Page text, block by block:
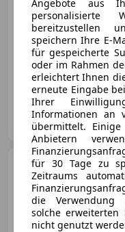
09/2021 70 000 km
Privat
AT-8223 Stubenberg am
Angebote aus
personalisierte
bereitzustellen
speichern Ihre E-
für gespeicherte
oder im Rahmen
erleichtert Ihnen
erneute Eingabe
Ihrer
Informationen an
übermittelt. Einige
Anbietern
für 30 Tage zu
Zeitraums
die Verwendung
solche erweiterten
nicht genutzt